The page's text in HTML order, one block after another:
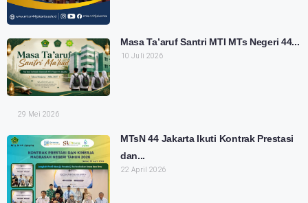
Masa Ta’aruf Santri MTI MTs Negeri 44...
10 Juli 2026
29 Mei 2026
MTsN 44 Jakarta Ikuti Kontrak Prestasi
dan...
22 April 2026